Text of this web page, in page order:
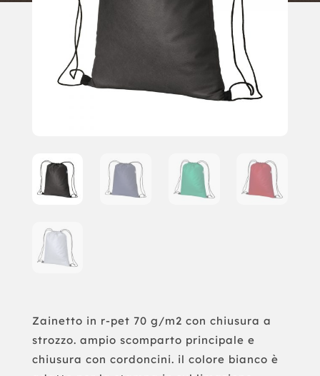
Zainetto in r-pet 70 g/m2 con chiusura a
strozzo. ampio scomparto principale e
chiusura con cordoncini. il colore bianco è